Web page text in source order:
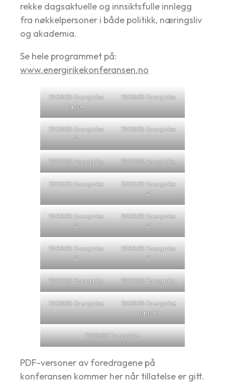
rekke dagsaktuelle og innsiktsfulle innlegg
fra nøkkelpersoner i både politikk, næringsliv
og akademia.
Se hele programmet på:
www.energirikekonferansen.no
250805 Energirike
Pause 1
250805 Energirike
250805 Energirike
2
250805 Energirike
250805 Energirike 250805 Energirike
250805 Energirike
250805 Energirike
2
250805 Energirike
2
250805 Energirike
2
250805 Energirike
2
250805 Energirike
2
250805 Energirike 250805 Energirike
250805 Energirike
250805 Energirike
Pause 1
250805 Energirike
PDF-versoner av foredragene på
konferansen kommer her når tillatelse er gitt.